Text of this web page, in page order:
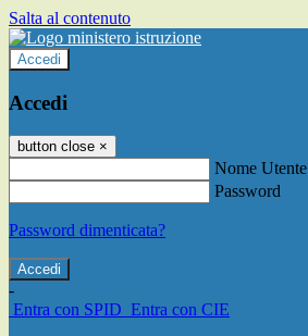
Salta al contenuto
Accedi
Accedi
button close ×
Nome Utente
Password
Password dimenticata?
-
Entra con SPID Entra con CIE